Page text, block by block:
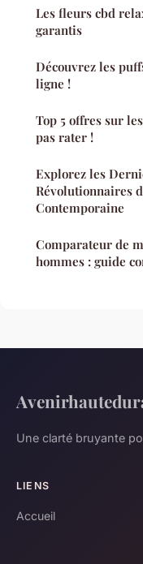
Les fleurs cbd
garantis
Découvrez les
ligne !
Top 5 offres sur
pas rater !
Explorez les
Révolutionnaires
Contemporaine
Comparateur de
hommes : guide
Une clarté bruyante
LIENS
Accueil